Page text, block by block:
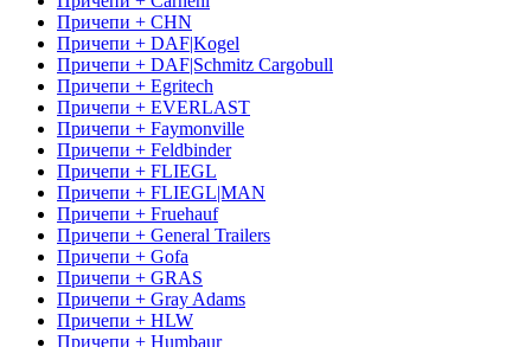
Причепи + CHN
Причепи + DAF|Kogel
Причепи + DAF|Schmitz Cargobull
Причепи + Egritech
Причепи + EVERLAST
Причепи + Faymonville
Причепи + Feldbinder
Причепи + FLIEGL
Причепи + FLIEGL|MAN
Причепи + Fruehauf
Причепи + General Trailers
Причепи + Gofa
Причепи + GRAS
Причепи + Gray Adams
Причепи + HLW
Причепи + Humbaur